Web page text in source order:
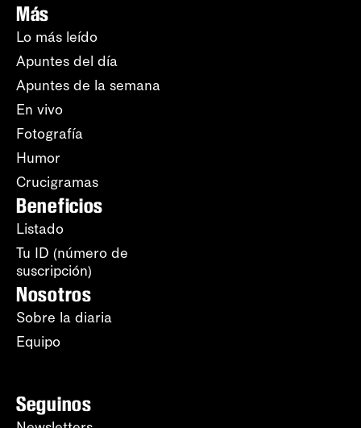
Más
Lo más leído
Apuntes del día
Apuntes de la semana
En vivo
Fotografía
Humor
Crucigramas
Beneficios
Listado
Tu ID (número de
suscripción)
Nosotros
Sobre la diaria
Equipo
Seguinos